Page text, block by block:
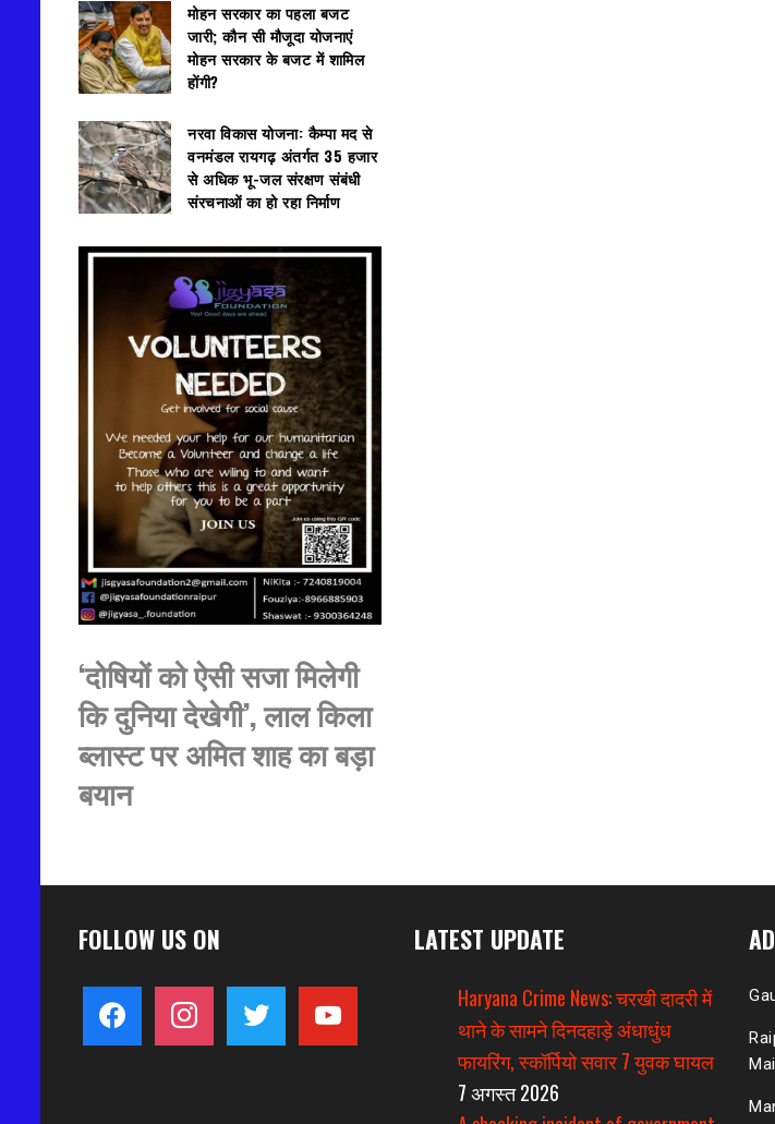
मोहन सरकार का पहला बजट
जारी; कौन सी मौजूदा योजनाएं
मोहन सरकार के बजट में शामिल
होंगी?
नरवा विकास योजना: कैम्पा मद से
वनमंडल रायगढ़ अंतर्गत 35 हजार
से अधिक भू-जल संरक्षण संबंधी
संरचनाओं का हो रहा निर्माण
‘दोषियों को ऐसी सजा मिलेगी
कि दुनिया देखेगी’, लाल किला
ब्लास्ट पर अमित शाह का बड़ा
बयान
FOLLOW US ON
facebook instagram twitter youtube
LATEST UPDATE
Haryana Crime News: चरखी दादरी में
थाने के सामने दिनदहाड़े अंधाधुंध
फायरिंग, स्कॉर्पियो सवार 7 युवक घायल
7 अगस्त 2026